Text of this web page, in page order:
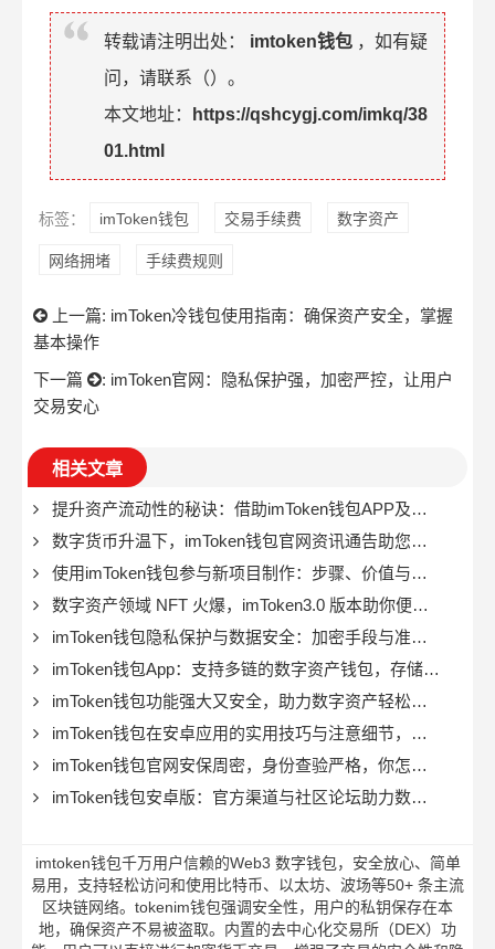
转载请注明出处： imtoken钱包 ，如有疑
问，请联系（）。
本文地址：
https://qshcygj.com/imkq/38
01.html
标签： imToken钱包 交易手续费 数字资产
网络拥堵 手续费规则
上一篇: imToken冷钱包使用指南：确保资产安全，掌握
基本操作
下一篇
: imToken官网：隐私保护强，加密严控，让用户
交易安心
相关文章
提升资产流动性的秘诀：借助imToken钱包APP及把握市场
数字货币升温下，imToken钱包官网资讯通告助您便捷避险
使用imToken钱包参与新项目制作：步骤、价值与注意事项？
数字资产领域 NFT 火爆，imToken3.0 版本助你便捷保存资产
imToken钱包隐私保护与数据安全：加密手段与准入机制的关键作用
imToken钱包App：支持多链的数字资产钱包，存储交易超便利
imToken钱包功能强大又安全，助力数字资产轻松管理与增值
imToken钱包在安卓应用的实用技巧与注意细节，关乎资产安全
imToken钱包官网安保周密，身份查验严格，你怎么看其真实性？
imToken钱包安卓版：官方渠道与社区论坛助力数字财富打理
imtoken钱包千万用户信赖的Web3 数字钱包，安全放心、简单
易用，支持轻松访问和使用比特币、以太坊、波场等50+ 条主流
区块链网络。tokenim钱包强调安全性，用户的私钥保存在本
地，确保资产不易被盗取。内置的去中心化交易所（DEX）功